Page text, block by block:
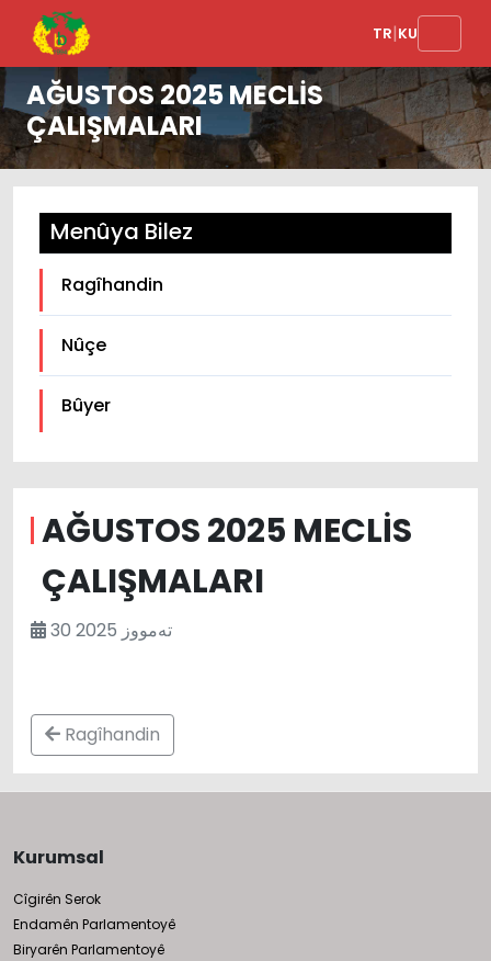
TR|KU
AĞUSTOS 2025 MECLİS
ÇALIŞMALARI
Menûya Bilez
Ragîhandin
Nûçe
Bûyer
AĞUSTOS 2025 MECLİS
ÇALIŞMALARI
30 تەمووز 2025
Ragîhandin
Kurumsal
Cîgirên Serok
Endamên Parlamentoyê
Biryarên Parlamentoyê